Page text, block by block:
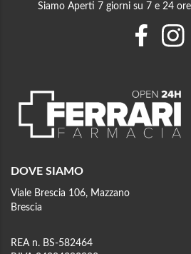
DOVE SIAMO
Viale Brescia 106, Mazzano
Brescia
REA n. BS-582464
Siamo Aperti 7 giorni su 7 e 24